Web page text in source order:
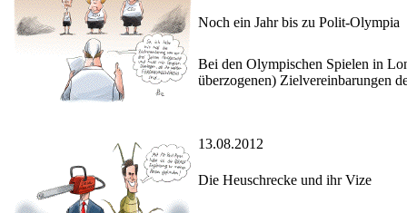
Noch ein Jahr bis zu Polit-Olympia
Bei den Olympischen Spielen in
überzogenen) Zielvereinbarungen
13.08.2012
Die Heuschrecke und ihr Vize